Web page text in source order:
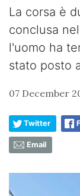
La corsa è
conclusa
l'uomo ha
stato posto
07 December
Twitter
Email